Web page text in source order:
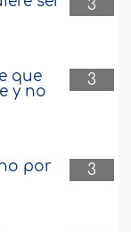
3
3
que
y no
3
por